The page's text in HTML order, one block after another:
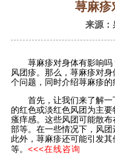
荨麻疹
来源：
荨麻疹对身体有影响吗
风团疹。那么，荨麻疹对
个问题，同时介绍荨麻疹的
首先，让我们来了解一
的红色或淡红色风团为主
瘙痒感。这些风团可能散
部等。在一些情况下，风团
此外，荨麻疹还可能引发
等。 <<<在线咨询